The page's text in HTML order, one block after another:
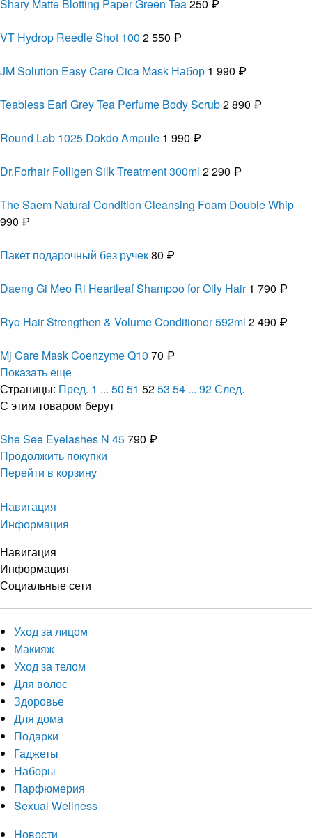
Shary Matte Blotting Paper Green Tea250 ₽
VT Hydrop Reedle Shot 100 2 550 ₽
JM Solution Easy Care Cica Mask Набор 1 990 ₽
Teabless Earl Grey Tea Perfume Body Scrub2 890 ₽
Round Lab 1025 Dokdo Ampule 1 990 ₽
Dr.Forhair Folligen Silk Treatment 300ml 2 290 ₽
The Saem Natural Condition Cleansing Foam Double Whip
990 ₽
Пакет подарочный без ручек80 ₽
Daeng Gi Meo Ri Heartleaf Shampoo for Oily Hair 1 790 ₽
Ryo Hair Strengthen & Volume Conditioner 592ml 2 490 ₽
Mj Care Mask Coenzyme Q10 70 ₽
Показать еще
Страницы: Пред. 1 ... 50 51 5253 54 ... 92След.
С этим товаром берут
She See Eyelashes N 45790 ₽
Продолжить покупки
Перейти в корзину
Навигация
Информация
Навигация
Информация
Социальные сети
Уход за лицом
Макияж
Уход за телом
Для волос
Здоровье
Для дома
Подарки
Гаджеты
Наборы
Парфюмерия
Sexual Wellness
Новости